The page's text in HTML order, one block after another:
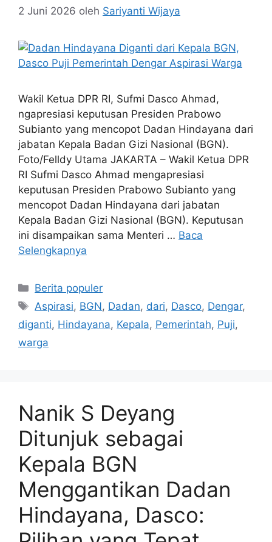
2 Juni 2026 oleh Sariyanti Wijaya
Wakil Ketua DPR RI, Sufmi Dasco Ahmad,
ngapresiasi keputusan Presiden Prabowo
Subianto yang mencopot Dadan Hindayana dari
jabatan Kepala Badan Gizi Nasional (BGN).
Foto/Felldy Utama JAKARTA – Wakil Ketua DPR
RI Sufmi Dasco Ahmad mengapresiasi
keputusan Presiden Prabowo Subianto yang
mencopot Dadan Hindayana dari jabatan
Kepala Badan Gizi Nasional (BGN). Keputusan
ini disampaikan sama Menteri … Baca
Selengkapnya
Kategori
Berita populer
Tag
Aspirasi, BGN, Dadan, dari, Dasco, Dengar,
diganti, Hindayana, Kepala, Pemerintah, Puji,
warga
Nanik S Deyang
Ditunjuk sebagai
Kepala BGN
Menggantikan Dadan
Hindayana, Dasco: